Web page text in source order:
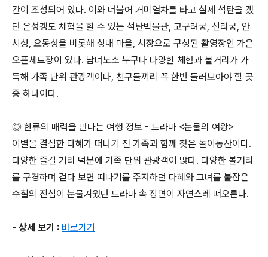
간이 조성되어 있다. 이와 더불어 거미열차를 타고 실제 석탄을 캤
던 은성갱도 체험을 할 수 있는 석탄박물관, 고구려궁, 신라궁, 안
시성, 요동성을 비롯해 성내 마을, 시장으로 구성된 촬영장인 가은
오픈세트장이 있다. 남녀노소 누구나 다양한 체험과 볼거리가 가
득해 가족 단위 관광객이나, 친구들끼리 꼭 한번 들러보아야 할 곳
중 하나이다.
◎ 한류의 매력을 만나는 여행 정보 - 드라마 <눈물의 여왕>
이별을 결심한 다혜가 떠나기 전 가족과 함께 찾은 놀이동산이다.
다양한 즐길 거리 덕분에 가족 단위 관광객이 많다. 다양한 볼거리
를 구경하며 걷다 보면 떠나기를 주저하던 다혜와 그녀를 붙잡은
수철의 진심이 눈물겨웠던 드라마 속 장면이 자연스레 떠오른다.
- 상세 보기 : 바로가기